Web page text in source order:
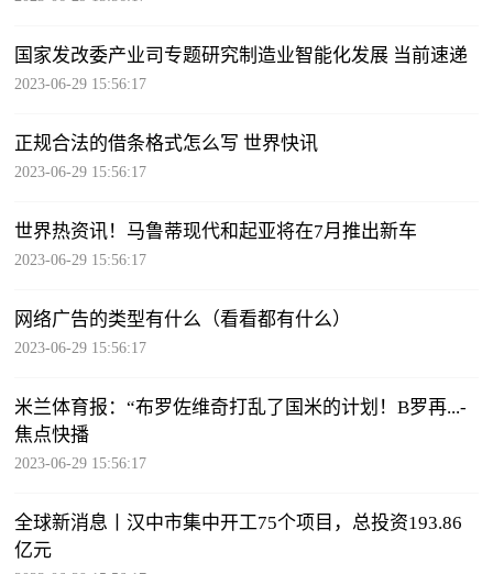
国家发改委产业司专题研究制造业智能化发展 当前速递
2023-06-29 15:56:17
正规合法的借条格式怎么写 世界快讯
2023-06-29 15:56:17
世界热资讯！马鲁蒂现代和起亚将在7月推出新车
2023-06-29 15:56:17
网络广告的类型有什么（看看都有什么）
2023-06-29 15:56:17
米兰体育报：“布罗佐维奇打乱了国米的计划！B罗再...-
焦点快播
2023-06-29 15:56:17
全球新消息丨汉中市集中开工75个项目，总投资193.86
亿元